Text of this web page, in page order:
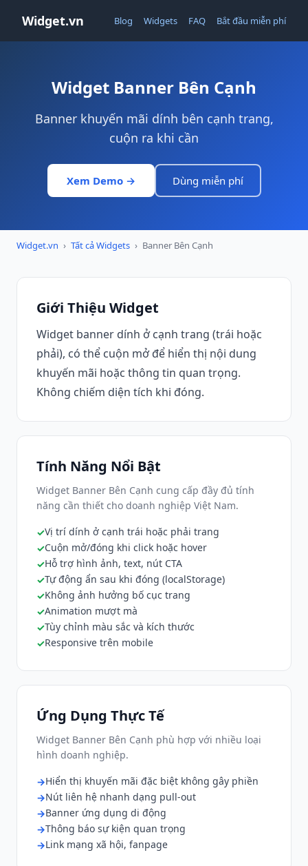
Widget.vn Blog Widgets FAQ Bắt đầu miễn phí
Widget Banner Bên Cạnh
Banner khuyến mãi dính bên cạnh trang,
cuộn ra khi cần
Xem Demo → Dùng miễn phí
Widget.vn › Tất cả Widgets › Banner Bên Cạnh
Giới Thiệu Widget
Widget banner dính ở cạnh trang (trái hoặc
phải), có thể cuộn mở để hiển thị nội dung
khuyến mãi hoặc thông tin quan trọng.
Không chiếm diện tích khi đóng.
Tính Năng Nổi Bật
Widget Banner Bên Cạnh cung cấp đầy đủ tính
năng cần thiết cho doanh nghiệp Việt Nam.
Vị trí dính ở cạnh trái hoặc phải trang
Cuộn mở/đóng khi click hoặc hover
Hỗ trợ hình ảnh, text, nút CTA
Tự động ẩn sau khi đóng (localStorage)
Không ảnh hưởng bố cục trang
Animation mượt mà
Tùy chỉnh màu sắc và kích thước
Responsive trên mobile
Ứng Dụng Thực Tế
Widget Banner Bên Cạnh phù hợp với nhiều loại
hình doanh nghiệp.
Hiển thị khuyến mãi đặc biệt không gây phiền
Nút liên hệ nhanh dạng pull-out
Banner ứng dụng di động
Thông báo sự kiện quan trọng
Link mạng xã hội, fanpage